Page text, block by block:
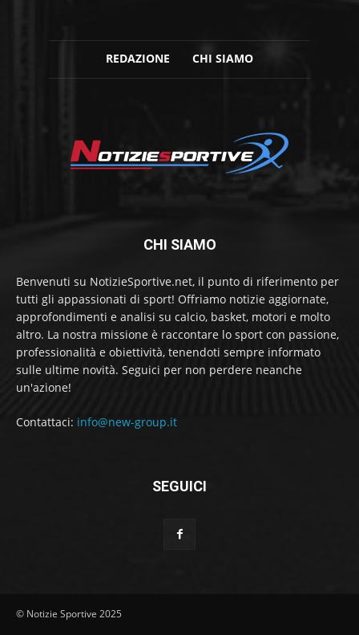
REDAZIONE CHI SIAMO
CHI SIAMO
Benvenuti su NotizieSportive.net, il punto di riferimento per
tutti gli appassionati di sport! Offriamo notizie aggiornate,
approfondimenti e analisi su calcio, basket, motori e molto
altro. La nostra missione è raccontare lo sport con passione,
professionalità e obiettività, tenendoti sempre informato
sulle ultime novità. Seguici per non perdere neanche
un'azione!
Contattaci: info@new-group.it
SEGUICI
© Notizie Sportive 2025